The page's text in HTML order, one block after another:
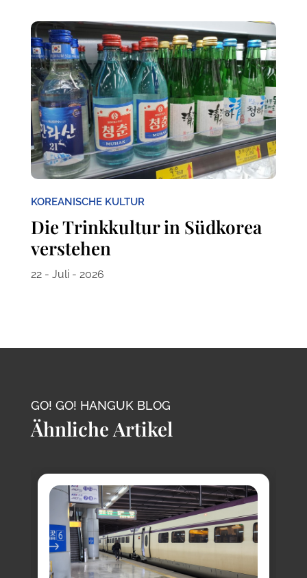
KOREANISCHE KULTUR
Die Trinkkultur in Südkorea
verstehen
22 - Juli - 2026
GO! GO! HANGUK BLOG
Ähnliche Artikel